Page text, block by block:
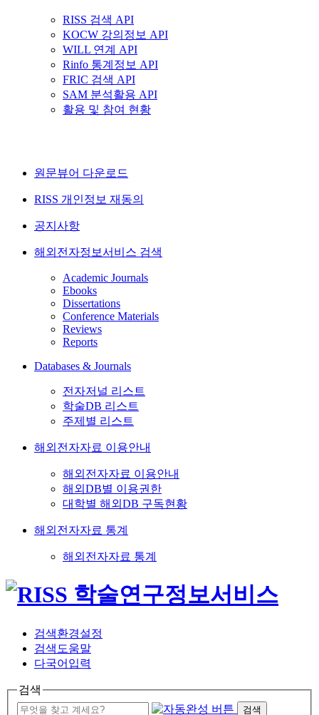
RISS 검색 API
KOCW 강의정보 API
WILL 연계 API
Rinfo 통계정보 API
FRIC 검색 API
SAM 분석활용 API
활용 및 참여 현황
원문뷰어 다운로드
RISS 개인정보 재동의
공지사항
해외전자정보서비스 검색
Academic Journals
Ebooks
Dissertations
Conference Materials
Reviews
Reports
Databases & Journals
전자저널 리스트
학술DB 리스트
주제별 리스트
해외전자자료 이용안내
해외전자자료 이용안내
해외DB별 이용권한
대학별 해외DB 구독현황
해외전자자료 통계
해외전자자료 통계
검색환경설정
검색도움말
다국어입력
검색
검색